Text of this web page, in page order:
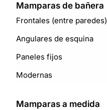
Mamparas de bañera
Frontales (entre paredes)
Angulares de esquina
Paneles fijos
Modernas
Mamparas a medida